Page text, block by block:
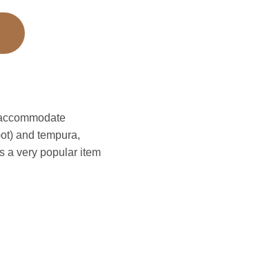
and tempura,
a very popular item